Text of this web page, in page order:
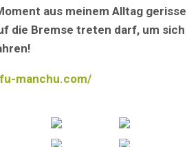
aus meinem Alltag
die Bremse treten darf, um sich
manchu.com/